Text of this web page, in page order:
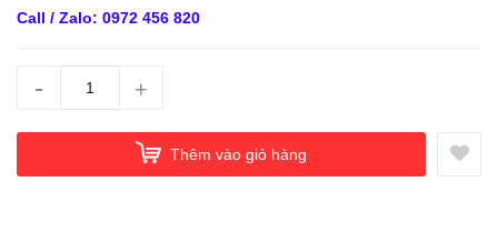
Call / Zalo: 0972 456 820
- +
Thêm vào giỏ hàng